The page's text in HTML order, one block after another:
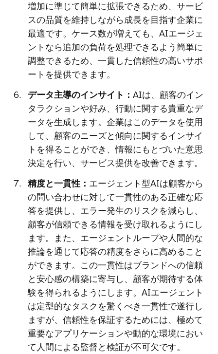
増加に準じて簡単に拡張できるため、サービ
スの品質を維持しながら成長を目指す企業に
最適です。ケース数が増えても、AIエージェ
ントなら追加の負荷を処理できるよう簡単に
調整できるため、一貫した信頼性の高いサポ
ートを提供できます。
データ主導のインサイト： AIは、顧客のイン
タラクションや好み、行動に関する貴重なデ
ータを生成します。企業はこのデータを使用
して、顧客のニーズと傾向に関するインサイ
トを得ることができ、情報にもとづいた意思
決定を行い、サービス提供を改善できます。
精度と一貫性： エージェント型AIは顧客から
の問い合わせに対して一貫性のある正確な応
答を提供し、エラー発生のリスクを減らし、
顧客が信頼できる情報を受け取れるようにし
ます。また、エージェントループや人間的な
推論を通じて応答の精度をさらに高めること
ができます。この一貫性はブランドへの信頼
と安心感の構築に寄与し、顧客が期待する体
験を得られるようにします。AIエージェント
は定型的なタスクを驚くべき一貫性で遂行し
ますが、信頼性を保証するためには、極めて
重要なアプリケーションや動的な環境におい
て人間による監督と検証が不可欠です。